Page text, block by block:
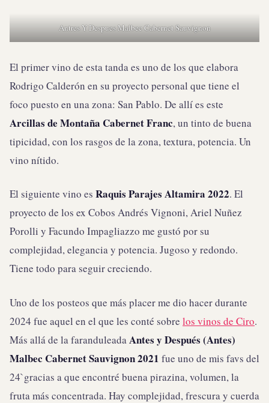
Antres Y Despues Malbec Cabernet Sauvignon
El primer vino de esta tanda es uno de los que elabora
Rodrigo Calderón en su proyecto personal que tiene el
foco puesto en una zona: San Pablo. De allí es este
Arcillas de Montaña Cabernet Franc, un tinto de buena
tipicidad, con los rasgos de la zona, textura, potencia. Un
vino nítido.
El siguiente vino es Raquis Parajes Altamira 2022. El
proyecto de los ex Cobos Andrés Vignoni, Ariel Nuñez
Porolli y Facundo Impagliazzo me gustó por su
complejidad, elegancia y potencia. Jugoso y redondo.
Tiene todo para seguir creciendo.
Uno de los posteos que más placer me dio hacer durante
2024 fue aquel en el que les conté sobre los vinos de Ciro.
Más allá de la faranduleadaAntes y Después (Antes)
Malbec Cabernet Sauvignon 2021 fue uno de mis favs del
24`gracias a que encontré buena pirazina, volumen, la
fruta más concentrada. Hay complejidad, frescura y cuerda